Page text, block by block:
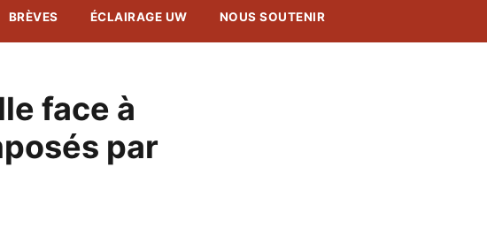
BRÈVES ÉCLAIRAGE UW NOUS SOUTENIR
face à
par